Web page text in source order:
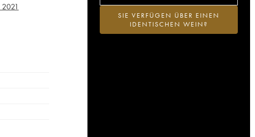
SIE VERFÜGEN ÜBER EINEN
IDENTISCHEN WEIN?
2021